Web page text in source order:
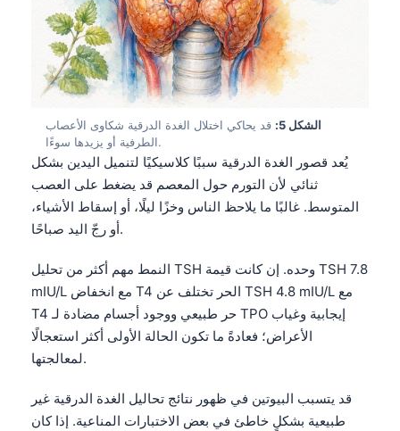
الشكل 5:
قد يحاكي اختلال الغدة الدرقية شكاوى الأعصاب
الطرفية أو يزيدها سوءًا.
يُعد قصور الغدة الدرقية سببًا كلاسيكيًا لتنميل اليدين بشكل
ثنائي لأن التورم حول المعصم قد يضغط على العصب
المتوسط. غالبًا ما يلاحظ الناس وخزًا ليلًا، أو إسقاط الأشياء،
أو رجّ اليد صباحًا.
النمط مهم أكثر من تحليل TSH وحده. إن كانت قيمة TSH 7.8
mIU/L مع انخفاض T4 الحر تختلف عن TSH 4.8 mIU/L مع
T4 حر طبيعي ووجود أجسام مضادة لـ TPO إيجابية وغياب
الأعراض؛ فعادةً ما تكون الحالة الأولى أكثر استعجالًا
لمعالجتها.
قد يتسبب البيوتين في ظهور نتائج تحاليل الغدة الدرقية غير
طبيعية بشكلٍ خاطئ في بعض الاختبارات المناعية. إذا كان